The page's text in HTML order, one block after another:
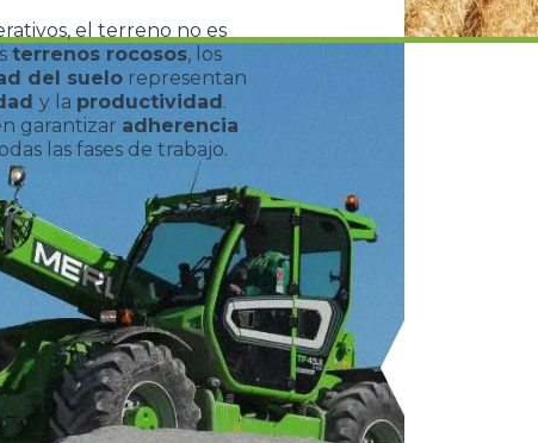
el terreno no es
terrenos rocosos, los
del suelo representan
y la productividad.
garantizar adherencia
las fases de trabajo.